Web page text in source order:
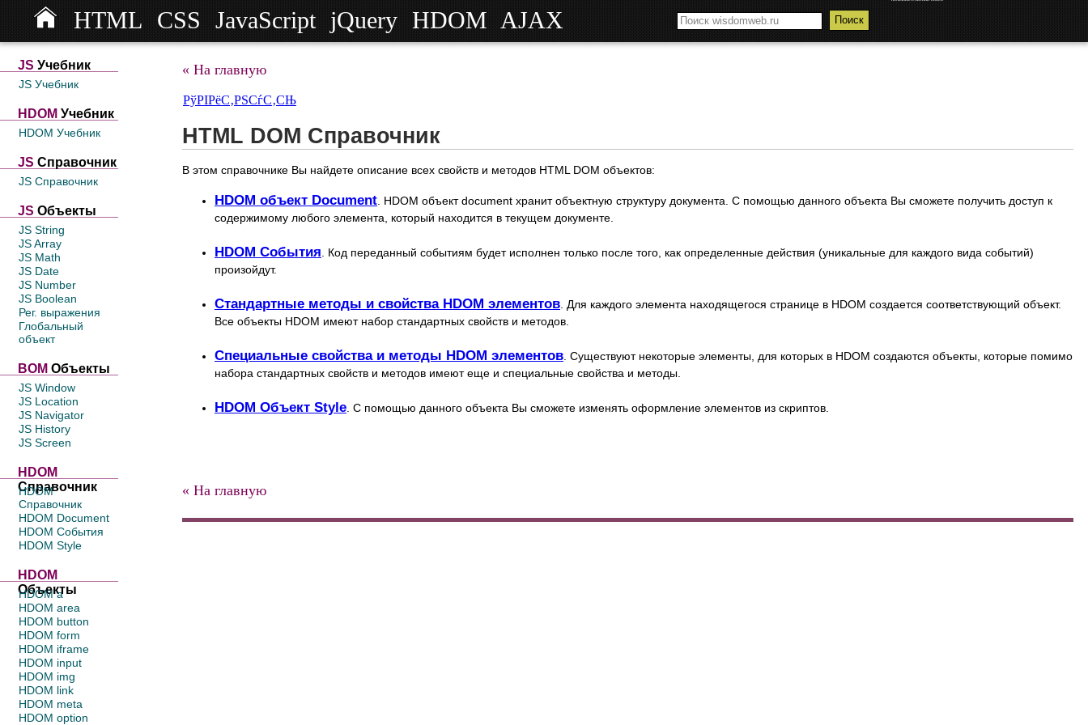
HTML CSS JavaScript jQuery HDOM AJAX
JS Учебник
JS Учебник
HDOM Учебник
HDOM Учебник
JS Справочник
JS Справочник
JS Объекты
JS String
JS Array
JS Math
JS Date
JS Number
JS Boolean
Рег. выражения
Глобальный
объект
BOM Объекты
JS Window
JS Location
JS Navigator
JS History
JS Screen
HDOM
Справочник
HDOM
Справочник
HDOM Document
HDOM События
HDOM Style
HDOM
Объекты
HDOM a
HDOM area
HDOM button
HDOM form
HDOM iframe
HDOM input
HDOM img
HDOM link
HDOM meta
HDOM option
« На главную
РўРІРёС‚РЅСѓС‚СЊ
HTML DOM Справочник
В этом справочнике Вы найдете описание всех свойств и методов HTML DOM объектов:
HDOM объект Document . HDOM объект document хранит объектную структуру документа. С помощью данного объекта Вы сможете получить доступ к
содержимому любого элемента, который находится в текущем документе.
HDOM События . Код переданный событиям будет исполнен только после того, как определенные действия (уникальные для каждого вида событий)
произойдут.
Стандартные методы и свойства HDOM элементов . Для каждого элемента находящегося странице в HDOM создается соответствующий объект.
Все объекты HDOM имеют набор стандартных свойств и методов.
Специальные свойства и методы HDOM элементов . Существуют некоторые элементы, для которых в HDOM создаются объекты, которые помимо
набора стандартных свойств и методов имеют еще и специальные свойства и методы.
HDOM Объект Style . С помощью данного объекта Вы сможете изменять оформление элементов из скриптов.
« На главную